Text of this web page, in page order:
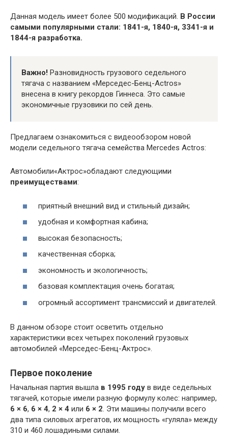
Данная модель имеет более 500 модификаций. В России
самыми популярными стали: 1841-я, 1840-я, 3341-я и
1844-я разработка.
Важно! Разновидность грузового седельного
тягача с названием «Мерседес-Бенц-Actros»
внесена в книгу рекордов Гиннеса. Это самые
экономичные грузовики по сей день.
Предлагаем ознакомиться с видеообзором новой
модели седельного тягача семейства Mercedes Actros:
Автомобили«Актрос»обладают следующими
преимуществами:
приятный внешний вид и стильный дизайн;
удобная и комфортная кабина;
высокая безопасность;
качественная сборка;
экономность и экологичность;
базовая комплектация очень богатая;
огромный ассортимент трансмиссий и двигателей.
В данном обзоре стоит осветить отдельно
характеристики всех четырех поколений грузовых
автомобилей «Мерседес-Бенц-Актрос».
Первое поколение
Начальная партия вышла в 1995 году в виде седельных
тягачей, которые имели разную формулу колес: например,
6 × 6, 6 × 4, 2 × 4 или 6 × 2. Эти машины получили всего
два типа силовых агрегатов, их мощность «гуляла» между
310 и 460 лошадиными силами.